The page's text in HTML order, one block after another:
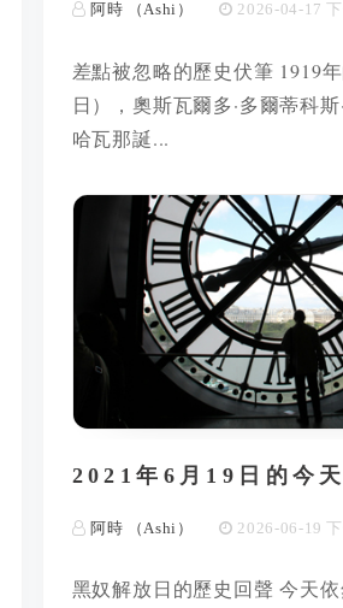
阿時 （Ashi） 2026-04-17
差點被忽略的歷史伏筆 1919
日），奧斯瓦爾多·多爾蒂科
哈瓦那誕...
2021年6月19日的今
阿時 （Ashi） 2026-06-19
黑奴解放日的歷史回聲 今天